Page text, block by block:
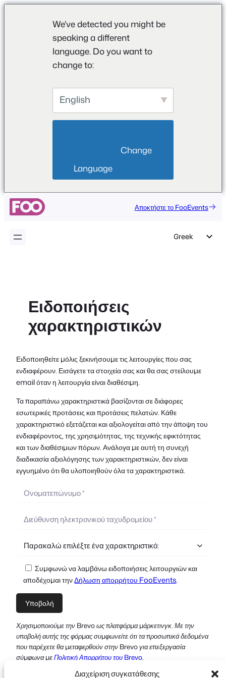
Διαχείριση συγκατάθεσης
We've detected you might be
speaking a different
language. Do you want to
change to:
English
Language
Μετάβαση
Αποκτήστε το FooEvents
Greek
Polish
Ειδοποιήσεις
χαρακτηριστικών
Ειδοποιηθείτε μόλις ξεκινήσουμε τις λειτουργίες που σας
ενδιαφέρουν. Εισάγετε τα στοιχεία σας και θα σας στείλουμε
email όταν η λειτουργία είναι διαθέσιμη.
Τα παραπάνω χαρακτηριστικά βασίζονται σε διάφορες
εσωτερικές προτάσεις και προτάσεις πελατών. Κάθε
χαρακτηριστικό εξετάζεται και αξιολογείται από την άποψη του
ενδιαφέροντος, της χρησιμότητας, της τεχνικής εφικτότητας
και των διαθέσιμων πόρων. Ανάλογα με αυτή τη συνεχή
διαδικασία αξιολόγησης των χαρακτηριστικών, δεν είναι
εγγυημένο ότι θα υλοποιηθούν όλα τα χαρακτηριστικά.
Συμφωνώ να λαμβάνω ειδοποιήσεις λειτουργιών και
αποδέχομαι τηνΔήλωση απορρήτου FooEvents.
Χρησιμοποιούμε την Brevo ως πλατφόρμα μάρκετινγκ. Με την
υποβολή αυτής της φόρμας συμφωνείτε ότι τα προσωπικά δεδομένα
που παρέχετε θα μεταφερθούν στην Brevo για επεξεργασία
σύμφωνα μεΠολιτική Απορρήτου του Brevo.